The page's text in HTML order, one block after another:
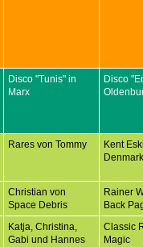
Disco "Tunis" in
Marx
Disco
Rares von Tommy
Kent
Denmark
Christian von
Space Debris
Rainer
Back
Katja, Christina,
Gabi und Hannes
Classic
Magic